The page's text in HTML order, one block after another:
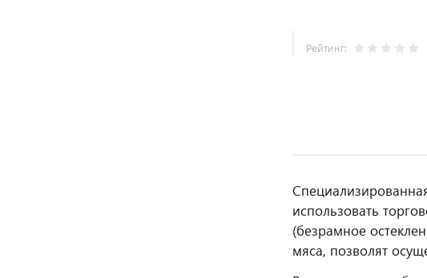
Рейтинг:
использовать
(безрамное
мяса, позволят